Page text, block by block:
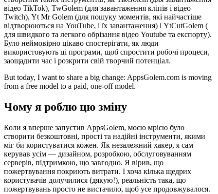
відео TikTok), TwGolem (для завантаження кліпів і відео
Twitch), Yt Mr Golem (для пошуку моментів, які найчастіше
відтворюються на YouTube, і їх завантаження) і YtCutGolem (
для швидкого та легкого обрізання відео Youtube та експорту).
Було неймовірно цікаво спостерігати, як люди
використовують ці програми, щоб спростити робочі процеси,
заощадити час і розкрити свій творчий потенціал.
But today, I want to share a big change: AppsGolem.com is moving
from a free model to a paid, one-off model.
Чому я роблю цю зміну
Коли я вперше запустив AppsGolem, моєю мрією було
створити безкоштовні, прості та надійні інструменти, якими
міг би користуватися кожен. Як незалежний хакер, я сам
керував усім — дизайном, розробкою, обслуговуванням
серверів, підтримкою, що завгодно. Я вірив, що
пожертвування покриють витрати. І хоча кілька щедрих
користувачів долучилися (дякую!), реальність така, що
пожертвувань просто не вистачило, щоб усе продовжувалося.